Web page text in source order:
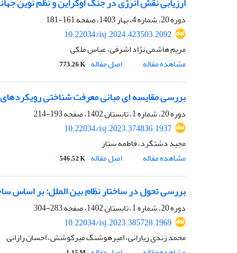
دوره 20، شماره 4، بهار 1403، صفحه
161-181
10.22034/isj.2024.423503.2092
مریم هاشمی نژاد اشرفی، عباس ملکی
مشاهده مقاله
اصل مقاله 773.26 K
بررسی مقایسه ای مبانی معرفت شناختی رویکردهای
دوره 20، شماره 1، تابستان 1402، صفحه
193-214
10.22034/isj.2023.374836.1937
مجید دشتگرد، فاطمه ستار
مشاهده مقاله
اصل مقاله 546.52 K
بررسی تحول در ساختار نظام بین الملل: بر اساس
دوره 20، شماره 1، تابستان 1402، صفحه
283-304
10.22034/isj.2023.385728.1969
محمد زندی زیارانی، امیرهوشنگ میرکوشش، احسان رازانی